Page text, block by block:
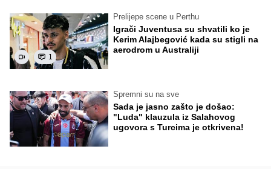
1
Prelijepe scene u Perthu
Igrači Juventusa su shvatili ko je
Kerim Alajbegović kada su stigli na
aerodrom u Australiji
Spremni su na sve
Sada je jasno zašto je došao:
"Luda" klauzula iz Salahovog
ugovora s Turcima je otkrivena!